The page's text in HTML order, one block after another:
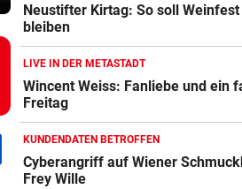
Neustifter Kirtag: So soll
bleiben
LIVE IN DER METASTADT
Wincent Weiss: Fanliebe und ein
Freitag
KUNDENDATEN BETROFFEN
Cyberangriff auf Wiener
Frey Wille